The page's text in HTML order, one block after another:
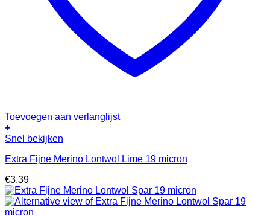
Toevoegen aan verlanglijst
+
Snel bekijken
Extra Fijne Merino Lontwol Lime 19 micron
€3.39